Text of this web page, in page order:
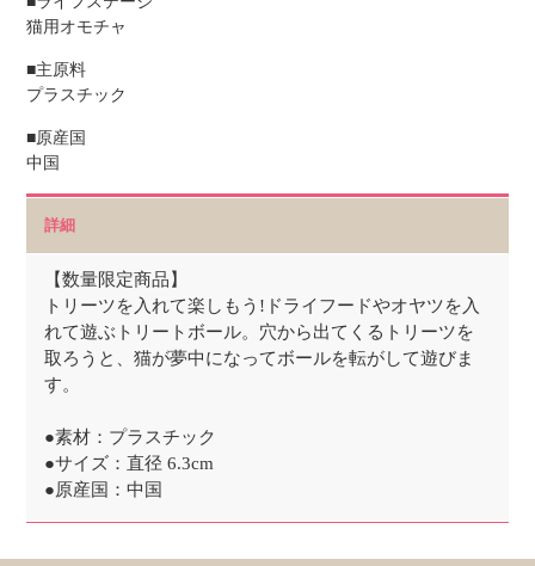
猫用オモチャ
■主原料
プラスチック
■原産国
中国
詳細
【数量限定商品】
トリーツを入れて楽しもう!ドライフードやオヤツを入
れて遊ぶトリートボール。穴から出てくるトリーツを
取ろうと、猫が夢中になってボールを転がして遊びま
す。
●素材：プラスチック
●サイズ：直径 6.3cm
●原産国：中国